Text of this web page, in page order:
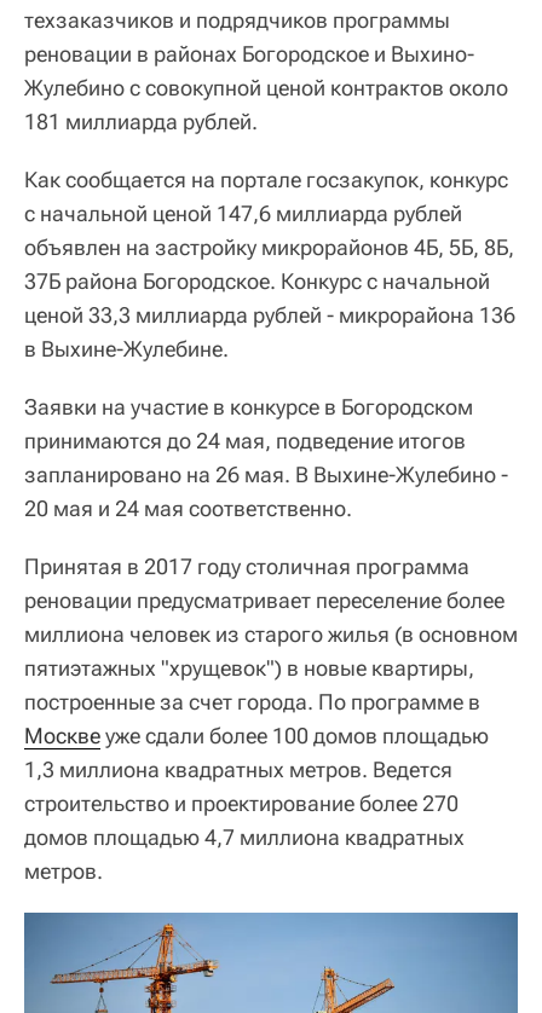
техзаказчиков и подрядчиков программы
реновации в районах Богородское и Выхино-
Жулебино с совокупной ценой контрактов около
181 миллиарда рублей.
Как сообщается на портале госзакупок, конкурс
с начальной ценой 147,6 миллиарда рублей
объявлен на застройку микрорайонов 4Б, 5Б, 8Б,
37Б района Богородское. Конкурс с начальной
ценой 33,3 миллиарда рублей - микрорайона 136
в Выхине-Жулебине.
Заявки на участие в конкурсе в Богородском
принимаются до 24 мая, подведение итогов
запланировано на 26 мая. В Выхине-Жулебино -
20 мая и 24 мая соответственно.
Принятая в 2017 году столичная программа
реновации предусматривает переселение более
миллиона человек из старого жилья (в основном
пятиэтажных "хрущевок") в новые квартиры,
построенные за счет города. По программе в
Москвеуже сдали более 100 домов площадью
1,3 миллиона квадратных метров. Ведется
строительство и проектирование более 270
домов площадью 4,7 миллиона квадратных
метров.